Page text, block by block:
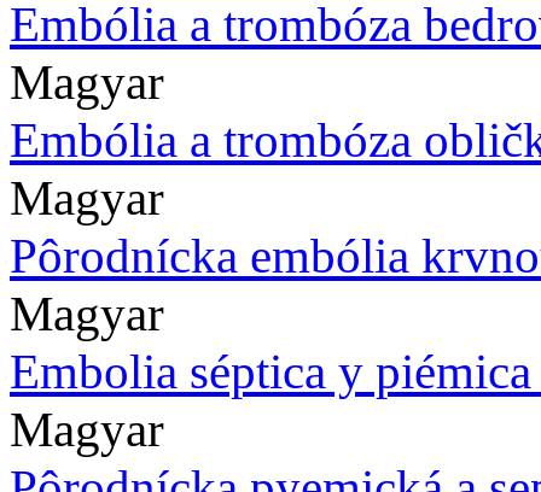
Embólia a trombóza
Magyar
Embólia a trombóza
Magyar
Pôrodnícka embólia
Magyar
Embolia séptica y
Magyar